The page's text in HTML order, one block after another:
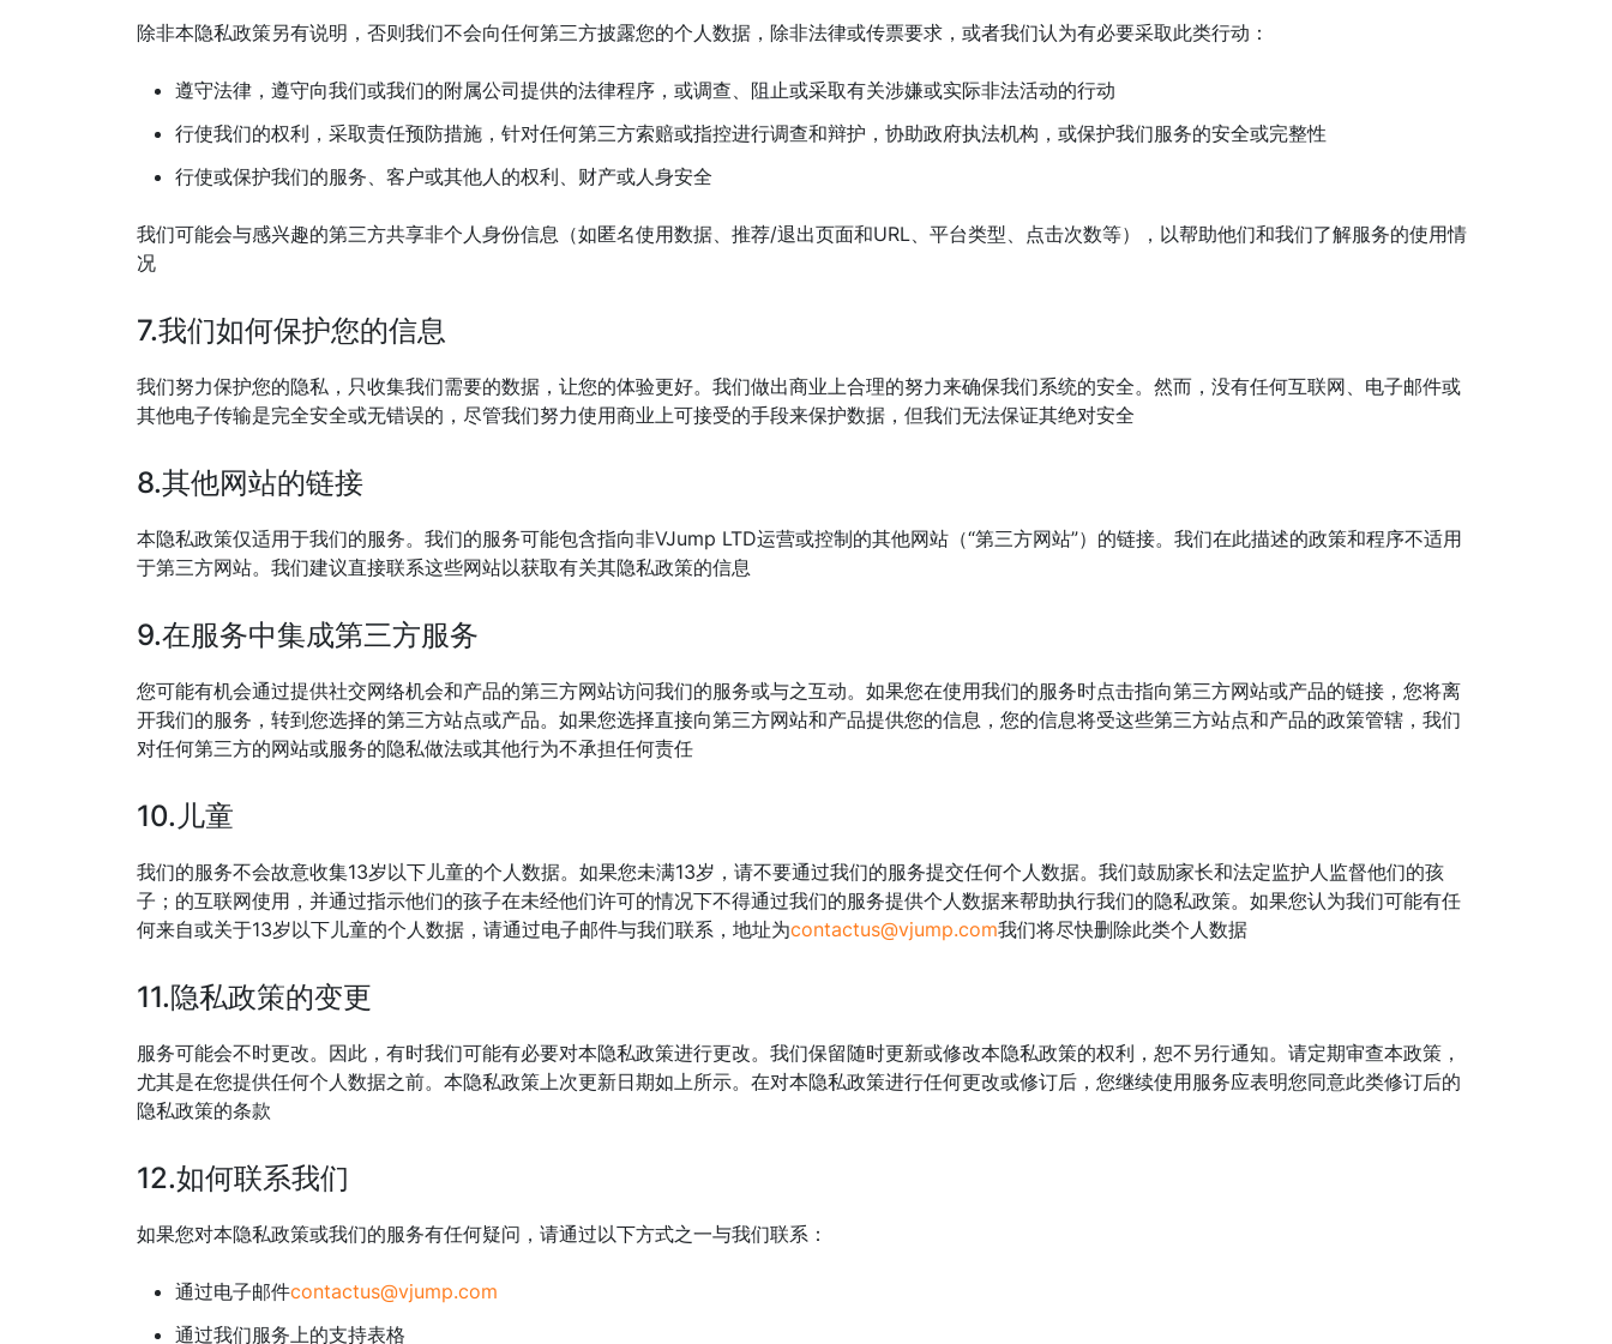
除非本隐私政策另有说明，否则我们不会向任何第三方披露您的个人数据，除非法律或传票要求，或者我们认为有必要采取此类行动：
遵守法律，遵守向我们或我们的附属公司提供的法律程序，或调查、阻止或采取有关涉嫌或实际非法活动的行动
行使我们的权利，采取责任预防措施，针对任何第三方索赔或指控进行调查和辩护，协助政府执法机构，或保护我们服务的安全或完整性
行使或保护我们的服务、客户或其他人的权利、财产或人身安全
我们可能会与感兴趣的第三方共享非个人身份信息（如匿名使用数据、推荐/退出页面和URL、平台类型、点击次数等），以帮助他们和我们了解服务的使用情
况
7.我们如何保护您的信息
我们努力保护您的隐私，只收集我们需要的数据，让您的体验更好。我们做出商业上合理的努力来确保我们系统的安全。然而，没有任何互联网、电子邮件或
其他电子传输是完全安全或无错误的，尽管我们努力使用商业上可接受的手段来保护数据，但我们无法保证其绝对安全
8.其他网站的链接
本隐私政策仅适用于我们的服务。我们的服务可能包含指向非VJump LTD运营或控制的其他网站（“第三方网站”）的链接。我们在此描述的政策和程序不适用
于第三方网站。我们建议直接联系这些网站以获取有关其隐私政策的信息
9.在服务中集成第三方服务
您可能有机会通过提供社交网络机会和产品的第三方网站访问我们的服务或与之互动。如果您在使用我们的服务时点击指向第三方网站或产品的链接，您将离
开我们的服务，转到您选择的第三方站点或产品。如果您选择直接向第三方网站和产品提供您的信息，您的信息将受这些第三方站点和产品的政策管辖，我们
对任何第三方的网站或服务的隐私做法或其他行为不承担任何责任
10.儿童
我们的服务不会故意收集13岁以下儿童的个人数据。如果您未满13岁，请不要通过我们的服务提交任何个人数据。我们鼓励家长和法定监护人监督他们的孩
子；的互联网使用，并通过指示他们的孩子在未经他们许可的情况下不得通过我们的服务提供个人数据来帮助执行我们的隐私政策。如果您认为我们可能有任
何来自或关于13岁以下儿童的个人数据，请通过电子邮件与我们联系，地址为contactus@vjump.com我们将尽快删除此类个人数据
11.隐私政策的变更
服务可能会不时更改。因此，有时我们可能有必要对本隐私政策进行更改。我们保留随时更新或修改本隐私政策的权利，恕不另行通知。请定期审查本政策，
尤其是在您提供任何个人数据之前。本隐私政策上次更新日期如上所示。在对本隐私政策进行任何更改或修订后，您继续使用服务应表明您同意此类修订后的
隐私政策的条款
12.如何联系我们
如果您对本隐私政策或我们的服务有任何疑问，请通过以下方式之一与我们联系：
通过电子邮件contactus@vjump.com
通过我们服务上的支持表格